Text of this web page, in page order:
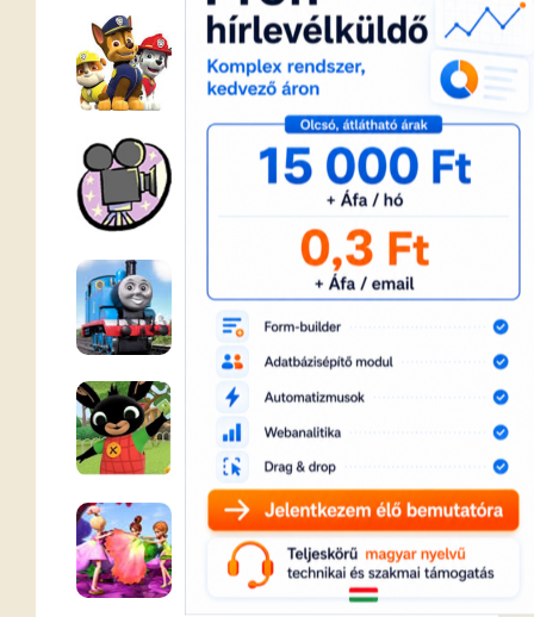
Mancs Őrjárat
Teljes mesefilmek
Thomas a gőzmozdony
Bing nyuszi
Barbie